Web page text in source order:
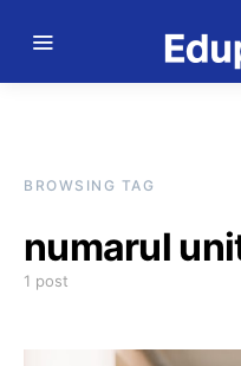
BROWSING TAG
numarul
1 post